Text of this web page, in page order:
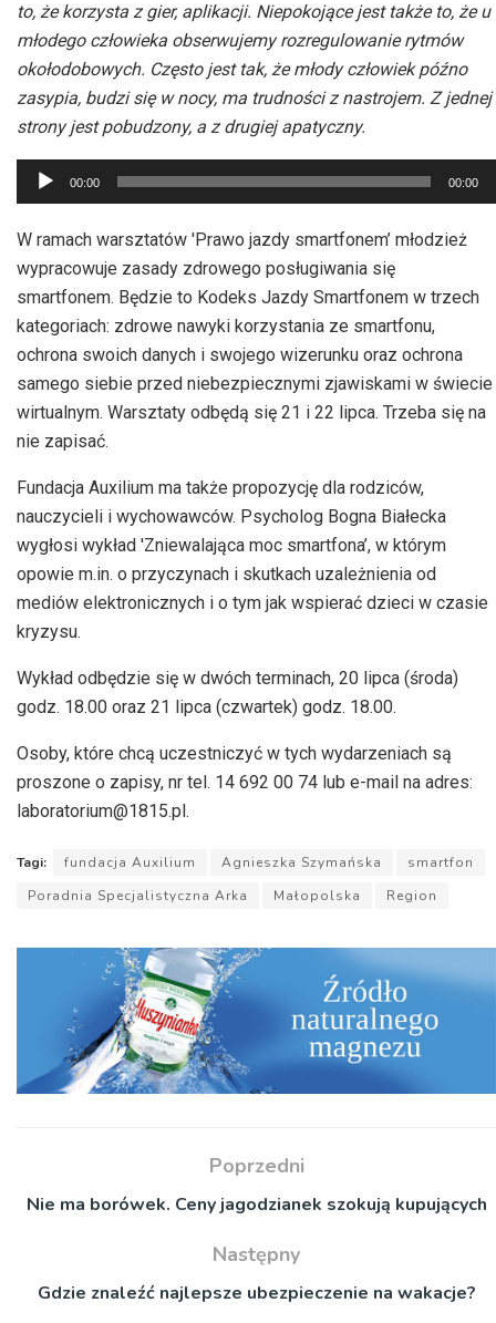
to, że korzysta z gier, aplikacji. Niepokojące jest także to, że u
młodego człowieka obserwujemy rozregulowanie rytmów
okołodobowych. Często jest tak, że młody człowiek późno
zasypia, budzi się w nocy, ma trudności z nastrojem. Z jednej
strony jest pobudzony, a z drugiej apatyczny.
Odtwarzacz
plików
dźwiękowych
00:00 00:00
W ramach warsztatów 'Prawo jazdy smartfonem’ młodzież
wypracowuje zasady zdrowego posługiwania się
smartfonem. Będzie to Kodeks Jazdy Smartfonem w trzech
kategoriach: zdrowe nawyki korzystania ze smartfonu,
ochrona swoich danych i swojego wizerunku oraz ochrona
samego siebie przed niebezpiecznymi zjawiskami w świecie
wirtualnym. Warsztaty odbędą się 21 i 22 lipca. Trzeba się na
nie zapisać.
Fundacja Auxilium ma także propozycję dla rodziców,
nauczycieli i wychowawców. Psycholog Bogna Białecka
wygłosi wykład 'Zniewalająca moc smartfona’, w którym
opowie m.in. o przyczynach i skutkach uzależnienia od
mediów elektronicznych i o tym jak wspierać dzieci w czasie
kryzysu.
Wykład odbędzie się w dwóch terminach, 20 lipca (środa)
godz. 18.00 oraz 21 lipca (czwartek) godz. 18.00.
Osoby, które chcą uczestniczyć w tych wydarzeniach są
proszone o zapisy, nr tel. 14 692 00 74 lub e-mail na adres:
laboratorium@1815.pl.
Tagi: fundacja Auxilium Agnieszka Szymańska
smartfon
Poradnia Specjalistyczna Arka
Małopolska Region
Poprzedni
Nie ma borówek. Ceny jagodzianek szokują kupujących
Następny
Gdzie znaleźć najlepsze ubezpieczenie na wakacje?